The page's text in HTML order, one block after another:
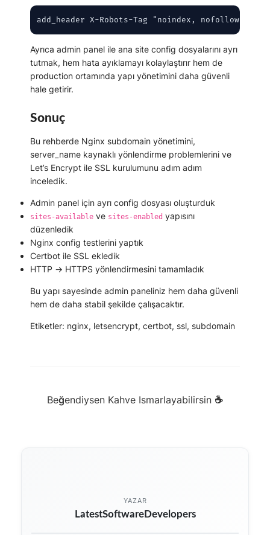
add_header X-Robots-Tag "noindex, nofollow"
Ayrıca admin panel ile ana site config dosyalarını ayrı
tutmak, hem hata ayıklamayı kolaylaştırır hem de
production ortamında yapı yönetimini daha güvenli
hale getirir.
Sonuç
Bu rehberde Nginx subdomain yönetimini,
server_name kaynaklı yönlendirme problemlerini ve
Let’s Encrypt ile SSL kurulumunu adım adım
inceledik.
Admin panel için ayrı config dosyası oluşturduk
sites-available ve sites-enabled yapısını
düzenledik
Nginx config testlerini yaptık
Certbot ile SSL ekledik
HTTP → HTTPS yönlendirmesini tamamladık
Bu yapı sayesinde admin paneliniz hem daha güvenli
hem de daha stabil şekilde çalışacaktır.
Etiketler: nginx, letsencrypt, certbot, ssl, subdomain
Beğendiysen Kahve Ismarlayabilirsin ☕
YAZAR
LatestSoftwareDevelopers